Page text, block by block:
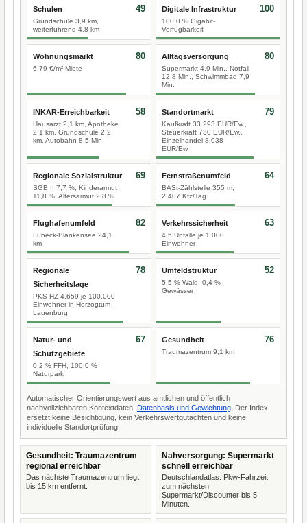
Schulen
Grundschule 3,9 km,
weiterführend 4,8 km
49 Digitale Infrastruktur
100,0 % Gigabit-
Verfügbarkeit
100
Wohnungsmarkt
6,79 €/m² Miete
80 Alltagsversorgung
Supermarkt 4,9 Min., Notfall
12,8 Min., Schwimmbad 7,9
Min.
80
INKAR-Erreichbarkeit
Hausarzt 2,1 km, Apotheke
2,1 km, Grundschule 2,2
km, Autobahn 8,5 Min.
58 Standortmarkt
Kaufkraft 33.293 EUR/Ew.,
Steuerkraft 730 EUR/Ew.,
Einzelhandel 8.038
EUR/Ew.
79
Regionale Sozialstruktur
SGB II 7,7 %, Kinderarmut
11,8 %, Altersarmut 2,8 %
69 Fernstraßenumfeld
BASt-Zählstelle 355 m,
2.407 Kfz/Tag
64
Flughafenumfeld
Lübeck-Blankensee 24,1
km
82 Verkehrssicherheit
4,5 Unfälle je 1.000
Einwohner
63
Regionale
Sicherheitslage
PKS-HZ 4.659 je 100.000
Einwohner in Herzogtum
Lauenburg
78 Umfeldstruktur
5,5 % Wald, 0,4 %
Gewässer
52
Natur- und
Schutzgebiete
0,2 % FFH, 100,0 %
Naturpark
67 Gesundheit
Traumazentrum 9,1 km
76
Automatischer Orientierungswert aus amtlichen und öffentlich
nachvollziehbaren Kontextdaten. Datenbasis und Gewichtung . Der Index
ersetzt keine Besichtigung, kein Verkehrswertgutachten und keine
individuelle Standortprüfung.
Gesundheit: Traumazentrum
regional erreichbar
Das nächste Traumazentrum liegt
bis 15 km entfernt.
Nahversorgung: Supermarkt
schnell erreichbar
Deutschlandatlas: Pkw-Fahrzeit
zum nächsten
Supermarkt/Discounter bis 5
Minuten.